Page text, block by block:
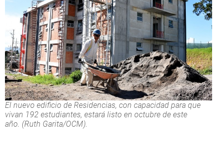
El nuevo edificio de Residencias, con capacidad para que
vivan 192 estudiantes, estará listo en octubre de este
año. (Ruth Garita/OCM).